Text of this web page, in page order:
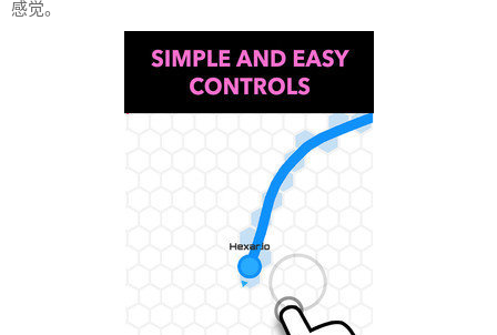
感觉。